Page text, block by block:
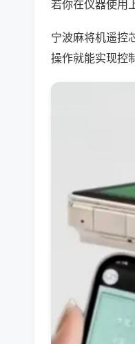
若你在仪器使用
宁波麻将机遥控
操作就能实现控